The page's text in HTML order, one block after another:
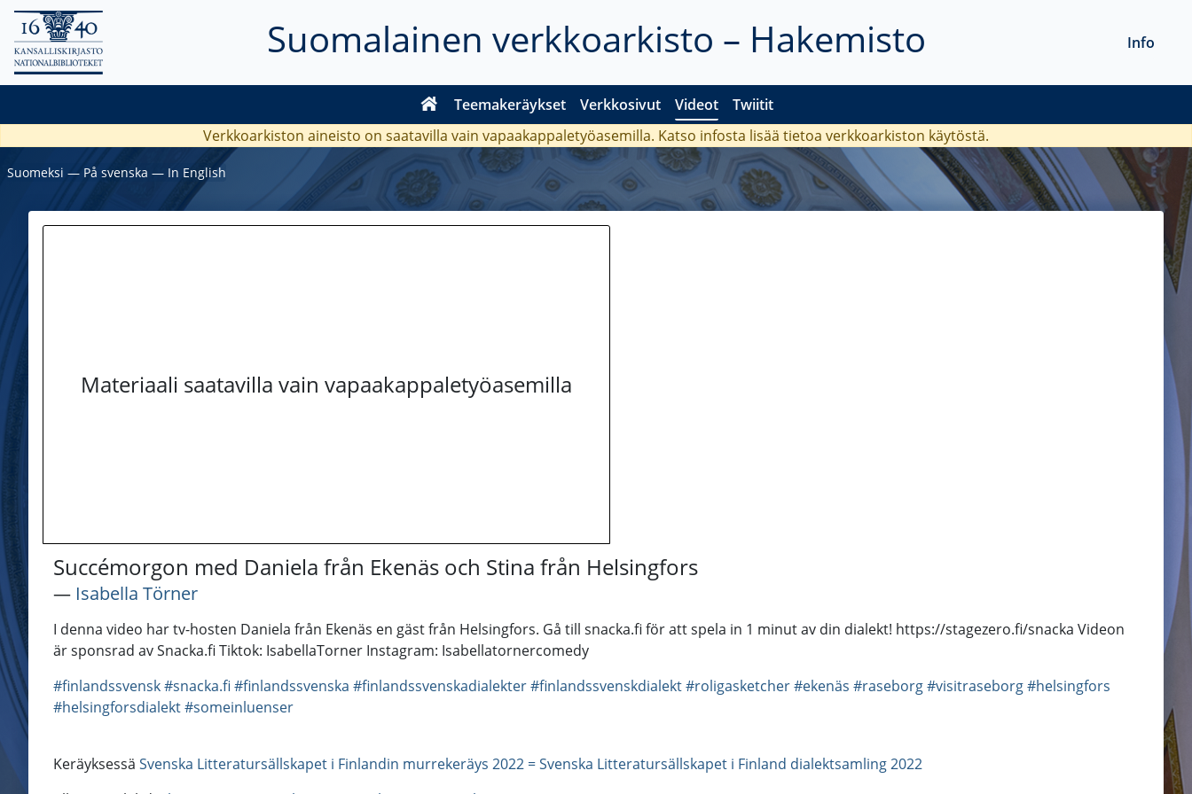
Suomalainen verkkoarkisto – Hakemisto
Teemakeräykset Verkkosivut Videot Twiitit
Info
Verkkoarkiston aineisto on saatavilla vain vapaakappaletyöasemilla. Katso infosta lisää tietoa verkkoarkiston käytöstä.
Suomeksi ― På svenska ― In English
Materiaali saatavilla vain vapaakappaletyöasemilla
Succémorgon med Daniela från Ekenäs och Stina från Helsingfors
― Isabella Törner
I denna video har tv-hosten Daniela från Ekenäs en gäst från Helsingfors. Gå till snacka.fi för att spela in 1 minut av din dialekt! https://stagezero.fi/snacka Videon
är sponsrad av Snacka.fi Tiktok: IsabellaTorner Instagram: Isabellatornercomedy
#finlandssvensk#snacka.fi #finlandssvenska #finlandssvenskadialekter#finlandssvenskdialekt#roligasketcher#ekenäs #raseborg#visitraseborg#helsingfors
#helsingforsdialekt#someinluenser
Keräyksessä Svenska Litteratursällskapet i Finlandin murrekeräys 2022 = Svenska Litteratursällskapet i Finland dialektsamling 2022